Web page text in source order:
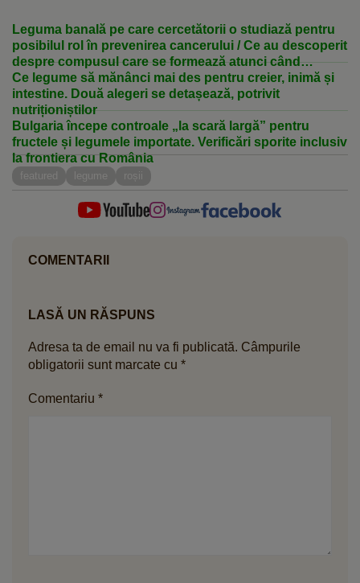
Leguma banală pe care cercetătorii o studiază pentru
posibilul rol în prevenirea cancerului / Ce au descoperit
despre compusul care se formează atunci când
mestecăm leguma
Ce legume să mănânci mai des pentru creier, inimă și
intestine. Două alegeri se detașează, potrivit
nutriționiștilor
Bulgaria începe controale „la scară largă” pentru
fructele și legumele importate. Verificări sporite inclusiv
la frontiera cu România
featured legume roșii
COMENTARII
LASĂ UN RĂSPUNS
Adresa ta de email nu va fi publicată. Câmpurile
obligatorii sunt marcate cu *
Comentariu *